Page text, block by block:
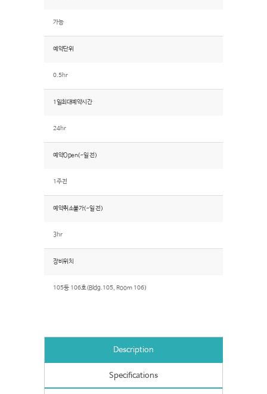
가능
예약단위
0.5hr
1일최대예약시간
24hr
예약Open(~일 전)
1주전
예약취소불가(~일 전)
3hr
장비위치
105동 106호(Bldg.105, Room 106)
Description
Specifications